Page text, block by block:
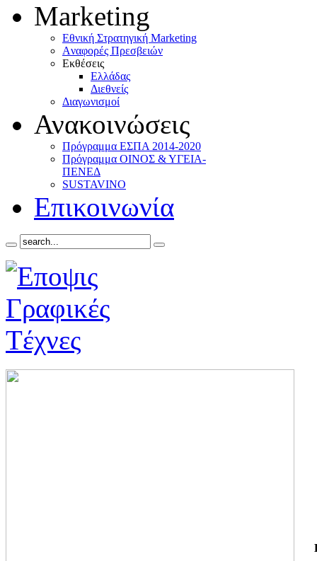
Marketing
Eθνική Στρατηγική Marketing
Aναφορές Πρεσβειών
Eκθέσεις
Eλλάδας
Διεθνείς
Διαγωνισμοί
Ανακοινώσεις
Πρόγραμμα ΕΣΠΑ 2014-2020
Πρόγραμμα ΟΙΝΟΣ & ΥΓΕΙΑ-
ΠΕΝΕΔ
SUSTAVINO
Επικοινωνία